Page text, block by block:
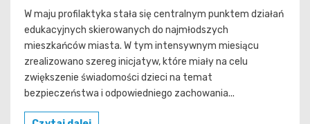
W maju profilaktyka stała się centralnym punktem działań
edukacyjnych skierowanych do najmłodszych
mieszkańców miasta. W tym intensywnym miesiącu
zrealizowano szereg inicjatyw, które miały na celu
zwiększenie świadomości dzieci na temat
bezpieczeństwa i odpowiedniego zachowania...